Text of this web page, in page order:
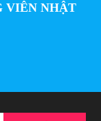
VIÊN NHẬT